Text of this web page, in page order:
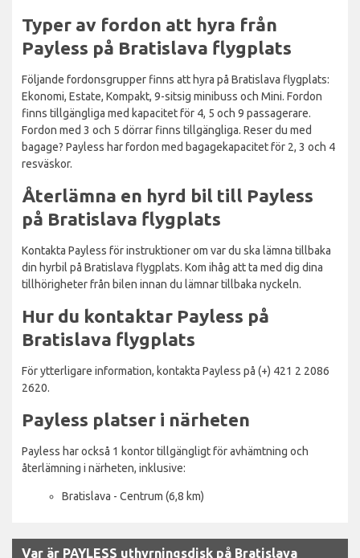
Typer av fordon att hyra från
Payless på Bratislava flygplats
Följande fordonsgrupper finns att hyra på Bratislava flygplats:
Ekonomi, Estate, Kompakt, 9-sitsig minibuss och Mini. Fordon
finns tillgängliga med kapacitet för 4, 5 och 9 passagerare.
Fordon med 3 och 5 dörrar finns tillgängliga. Reser du med
bagage? Payless har fordon med bagagekapacitet för 2, 3 och 4
resväskor.
Återlämna en hyrd bil till Payless
på Bratislava flygplats
Kontakta Payless för instruktioner om var du ska lämna tillbaka
din hyrbil på Bratislava flygplats. Kom ihåg att ta med dig dina
tillhörigheter från bilen innan du lämnar tillbaka nyckeln.
Hur du kontaktar Payless på
Bratislava flygplats
För ytterligare information, kontakta Payless på (+) 421 2 2086
2620.
Payless platser i närheten
Payless har också 1 kontor tillgängligt för avhämtning och
återlämning i närheten, inklusive:
Bratislava - Centrum (6,8 km)
Var är PAYLESS uthyrningsdisk på Bratislava